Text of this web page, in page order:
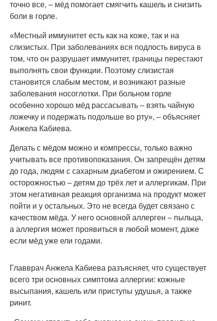
точно все, – мёд помогает смягчить кашель и снизить
боли в горле.
«Местный иммунитет есть как на коже, так и на
слизистых. При заболеваниях вся подлость вируса в
том, что он разрушает иммунитет, границы перестают
выполнять свои функции. Поэтому слизистая
становится слабым местом, и возникают разные
заболевания носоглотки. При больном горле
особенно хорошо мёд рассасывать – взять чайную
ложечку и подержать подольше во рту», – объясняет
Анжела Кабиева.
Делать с мёдом можно и компрессы, только важно
учитывать все противопоказания. Он запрещён детям
до года, людям с сахарным диабетом и ожирением. С
осторожностью – детям до трёх лет и аллергикам. При
этом негативная реакция организма на продукт может
пойти и у остальных. Это не всегда будет связано с
качеством мёда. У него основной аллерген – пыльца,
а аллергия может проявиться в любой момент, даже
если мёд уже ели годами.
Главврач Анжела Кабиева разъясняет, что существует
всего три основных симптома аллергии: кожные
высыпания, кашель или приступы удушья, а также
ринит.